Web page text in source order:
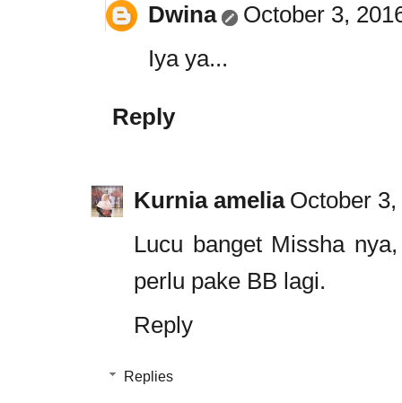
Dwina
October 3,
Iya ya...
Reply
Kurnia amelia October
Lucu banget Missha
perlu pake BB lagi.
Reply
Replies